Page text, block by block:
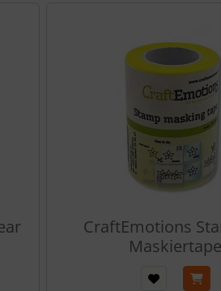
CraftEmotions
Maskiertape